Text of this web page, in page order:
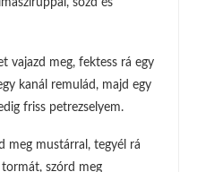
sózd és
vajazd meg, fektess rá egy
kanál remulád, majd egy
friss petrezselyem.
meg mustárral, tegyél rá
tormát, szórd meg